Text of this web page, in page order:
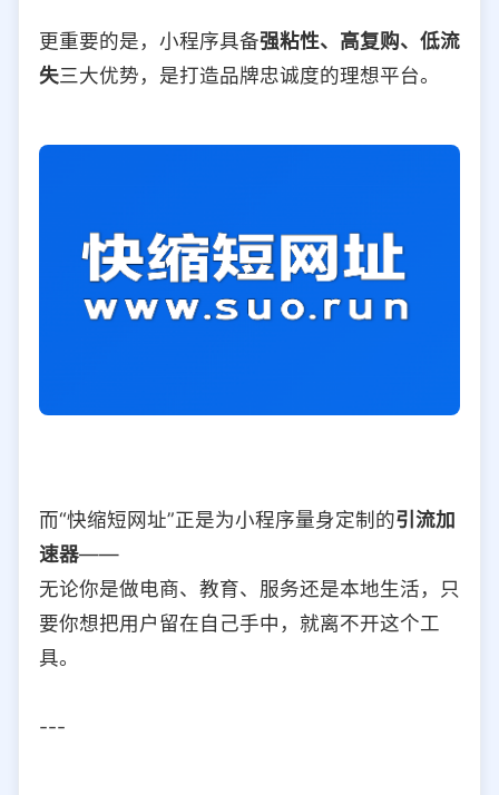
更重要的是，小程序具备强粘性、高复购、低流
失三大优势，是打造品牌忠诚度的理想平台。
而“快缩短网址”正是为小程序量身定制的引流加
速器——
无论你是做电商、教育、服务还是本地生活，只
要你想把用户留在自己手中，就离不开这个工
具。
---